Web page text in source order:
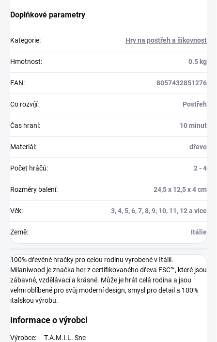
Doplňkové parametry
Kategorie: Hry na postřeh a šikovnost
Hmotnost: 0.5 kg
EAN: 8057432851276
Co rozvíjí: Postřeh
Čas hraní: 10 minut
Materiál : dřevo
Počet hráčů: 2 - 4
Rozměry balení: 24,5 x 12,5 x 4 cm
Věk: 3, 4, 5, 6, 7, 8, 9, 10, 11, 12 a více
Země: Itálie
100% dřevěné hračky pro celou rodinu vyrobené v Itálii.
Milaniwood je značka her z certifikovaného dřeva FSC™, které jsou
zábavné, vzdělávací a krásné. Může je hrát celá rodina a jsou
velmi oblíbené pro svůj moderní design, smysl pro detail a 100%
italskou výrobu.
Informace o výrobci
Výrobce:
T.A.M.I.L. Snc